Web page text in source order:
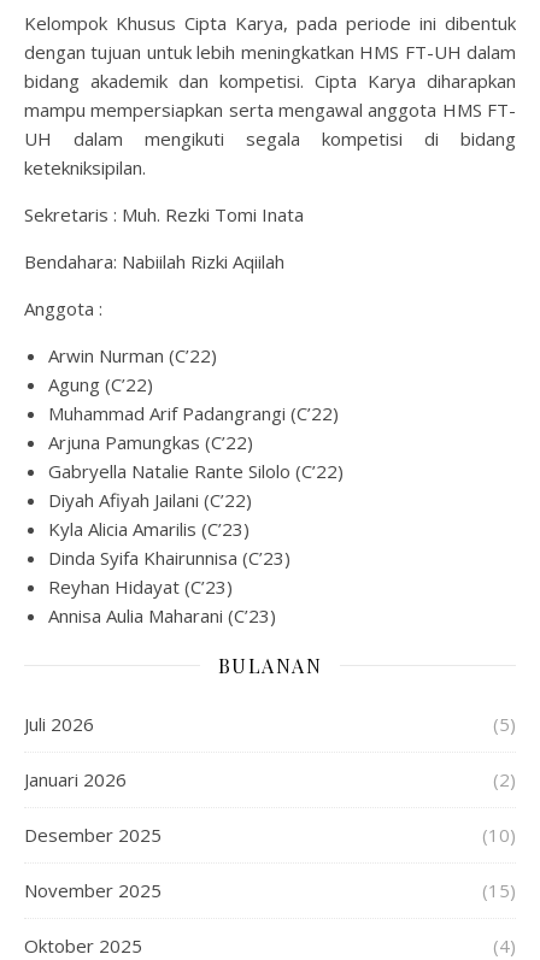
Kelompok Khusus Cipta Karya, pada periode ini dibentuk
dengan tujuan untuk lebih meningkatkan HMS FT-UH dalam
bidang akademik dan kompetisi. Cipta Karya diharapkan
mampu mempersiapkan serta mengawal anggota HMS FT-
UH dalam mengikuti segala kompetisi di bidang
ketekniksipilan.
Sekretaris : Muh. Rezki Tomi Inata
Bendahara: Nabiilah Rizki Aqiilah
Anggota :
Arwin Nurman (C’22)
Agung (C’22)
Muhammad Arif Padangrangi (C’22)
Arjuna Pamungkas (C’22)
Gabryella Natalie Rante Silolo (C’22)
Diyah Afiyah Jailani (C’22)
Kyla Alicia Amarilis (C’23)
Dinda Syifa Khairunnisa (C’23)
Reyhan Hidayat (C’23)
Annisa Aulia Maharani (C’23)
BULANAN
Juli 2026 (5)
Januari 2026 (2)
Desember 2025 (10)
November 2025 (15)
Oktober 2025 (4)